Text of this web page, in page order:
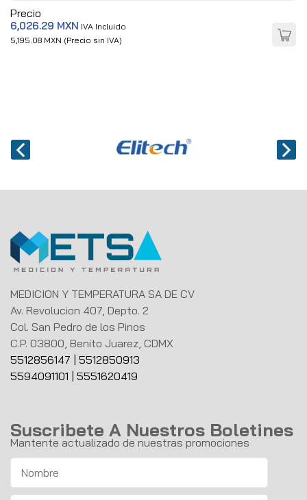
Precio
6,026.29 MXN IVA Incluido
5,195.08 MXN (Precio sin IVA)
MEDICION Y TEMPERATURA SA DE CV
Av. Revolucion 407, Depto. 2
Col. San Pedro de los Pinos
C.P. 03800, Benito Juarez, CDMX
5512856147
5512850913
5594091101
5551620419
Suscribete A Nuestros Boletines
Mantente actualizado de nuestras promociones